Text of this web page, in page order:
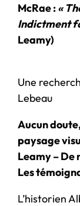
McRae :«
Indictment
Une
Lebeau
Aucun
paysage
Leamy – De
Les
L’historien